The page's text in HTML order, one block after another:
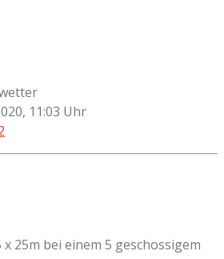
11:03 Uhr
25m bei einem 5 geschossigem